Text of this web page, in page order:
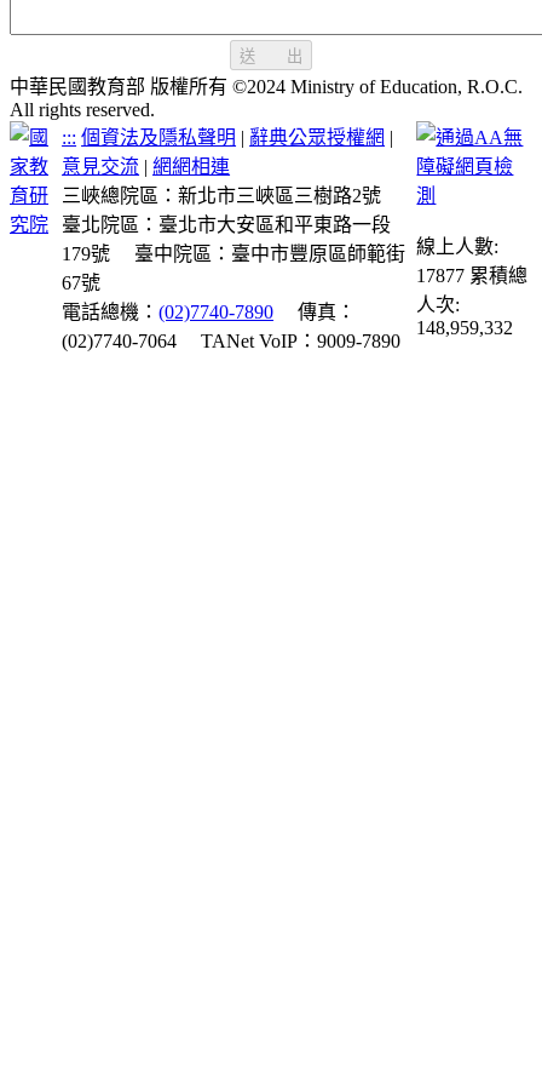
送 出
中華民國教育部 版權所有 ©2024 Ministry of Education, R.O.C.
All rights reserved.
::: 個資法及隱私聲明 | 辭典公眾授權網 |
意見交流 |網網相連
三峽總院區：新北市三峽區三樹路2號
臺北院區：臺北市大安區和平東路一段
179號
臺中院區：臺中市豐原區師範街
67號
電話總機：(02)7740-7890
傳真：
(02)7740-7064
TANet VoIP：9009-7890
線上人數:
17877 累積總
人次:
148,959,332